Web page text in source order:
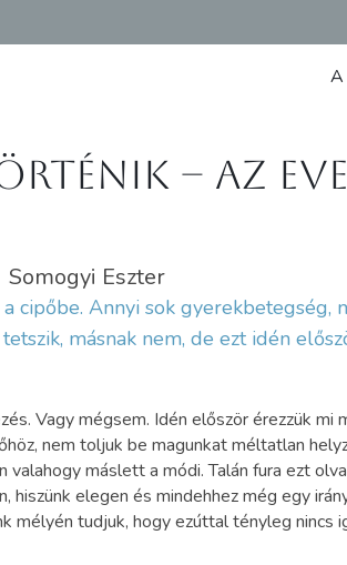
A
– az
Somogyi Eszter
cipőbe. Annyi sok
másnak nem, de ezt idén
Vagy mégsem. Idén először érezzük mi
nem toljuk be magunkat méltatlan
máslett a módi. Talán fura ezt
elegen és mindehhez még egy
tudjuk, hogy ezúttal tényleg nincs